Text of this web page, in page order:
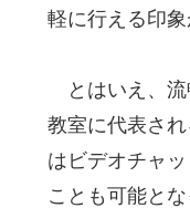
軽に行える印象
とはいえ、流
教室に代表さ
はビデオチャ
ことも可能と